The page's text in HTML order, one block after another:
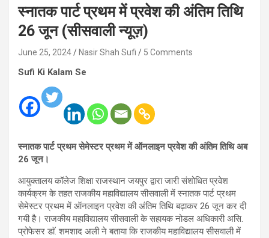
स्नातक पार्ट प्रथम में प्रवेश की अंतिम तिथि
26 जून (सीसवाली न्यूज़)
June 25, 2024 Nasir Shah Sufi 5 Comments
Sufi Ki Kalam Se
स्नातक पार्ट प्रथम सेमेस्टर प्रथम में ऑनलाइन प्रवेश की अंतिम तिथि अब
26 जून।
आयुक्तालय कॉलेज शिक्षा राजस्थान जयपुर द्वारा जारी संशोधित प्रवेश
कार्यक्रम के तहत राजकीय महाविद्यालय सीसवाली में स्नातक पार्ट प्रथम
सेमेस्टर प्रथम में ऑनलाइन प्रवेश की अंतिम तिथि बढ़ाकर 26 जून कर दी
गयी है। राजकीय महाविद्यालय सीसवाली के सहायक नोडल अधिकारी असि.
प्रोफेसर डाॅ. शमशाद अली ने बताया कि राजकीय महाविद्यालय सीसवाली में